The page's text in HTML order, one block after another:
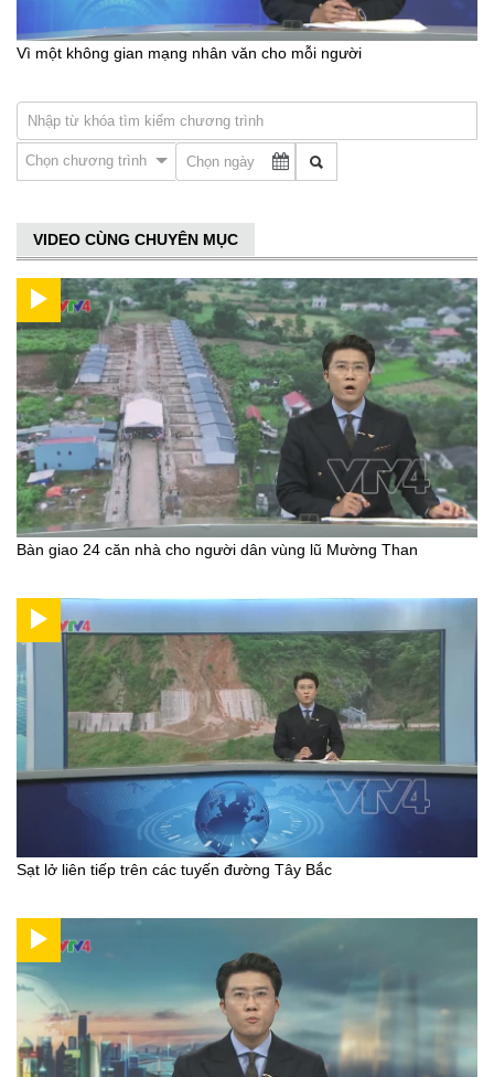
Vì một không gian mạng nhân văn cho mỗi người
Chọn chương trình
VIDEO CÙNG CHUYÊN MỤC
Bàn giao 24 căn nhà cho người dân vùng lũ Mường Than
Sạt lở liên tiếp trên các tuyến đường Tây Bắc